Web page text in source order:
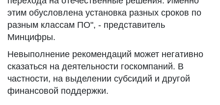
этим обусловлена установка разных сроков по
разным классам ПО", - представитель
Минцифры.
Невыполнение рекомендаций может негативно
сказаться на деятельности госкомпаний. В
частности, на выделении субсидий и другой
финансовой поддержки.